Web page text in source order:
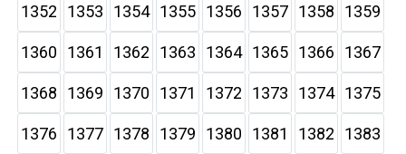
1352 1353 1354 1355 1356 1357 1358 1359
1360 1361 1362 1363 1364 1365 1366 1367
1368 1369 1370 1371 1372 1373 1374 1375
1376 1377 1378 1379 1380 1381 1382 1383